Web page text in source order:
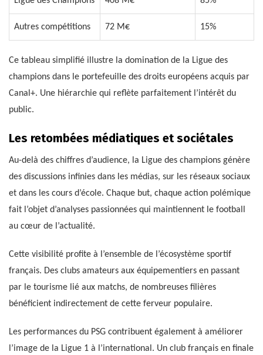
Autres compétitions 72 M€ 15%
Ce tableau simplifié illustre la domination de la Ligue des
champions dans le portefeuille des droits européens acquis par
Canal+. Une hiérarchie qui reflète parfaitement l’intérêt du
public.
Les retombées médiatiques et sociétales
Au-delà des chiffres d’audience, la Ligue des champions génère
des discussions infinies dans les médias, sur les réseaux sociaux
et dans les cours d’école. Chaque but, chaque action polémique
fait l’objet d’analyses passionnées qui maintiennent le football
au cœur de l’actualité.
Cette visibilité profite à l’ensemble de l’écosystème sportif
français. Des clubs amateurs aux équipementiers en passant
par le tourisme lié aux matchs, de nombreuses filières
bénéficient indirectement de cette ferveur populaire.
Les performances du PSG contribuent également à améliorer
l’image de la Ligue 1 à l’international. Un club français en finale